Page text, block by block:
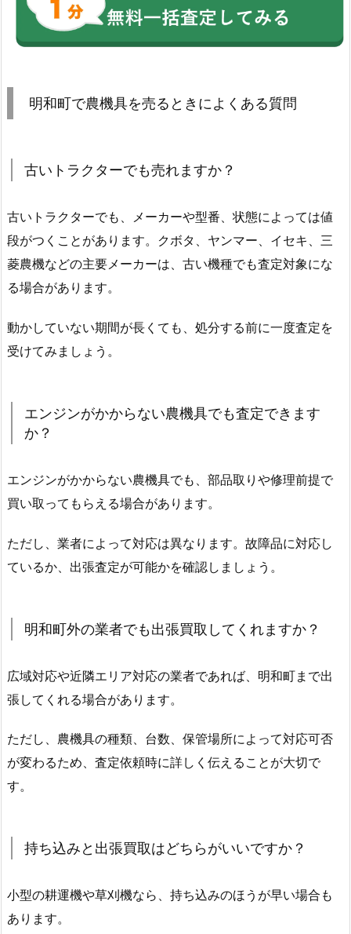
明和町で農機具を売るときによくある質問
古いトラクターでも売れますか？
古いトラクターでも、メーカーや型番、状態によっては値
段がつくことがあります。クボタ、ヤンマー、イセキ、三
菱農機などの主要メーカーは、古い機種でも査定対象にな
る場合があります。
動かしていない期間が長くても、処分する前に一度査定を
受けてみましょう。
エンジンがかからない農機具でも査定できます
か？
エンジンがかからない農機具でも、部品取りや修理前提で
買い取ってもらえる場合があります。
ただし、業者によって対応は異なります。故障品に対応し
ているか、出張査定が可能かを確認しましょう。
明和町外の業者でも出張買取してくれますか？
広域対応や近隣エリア対応の業者であれば、明和町まで出
張してくれる場合があります。
ただし、農機具の種類、台数、保管場所によって対応可否
が変わるため、査定依頼時に詳しく伝えることが大切で
す。
持ち込みと出張買取はどちらがいいですか？
小型の耕運機や草刈機なら、持ち込みのほうが早い場合も
あります。